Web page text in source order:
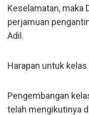
Keselamatan, maka
perjamuan
Adil.
Harapan untuk kelas
Pengembangan
telah mengikutinya